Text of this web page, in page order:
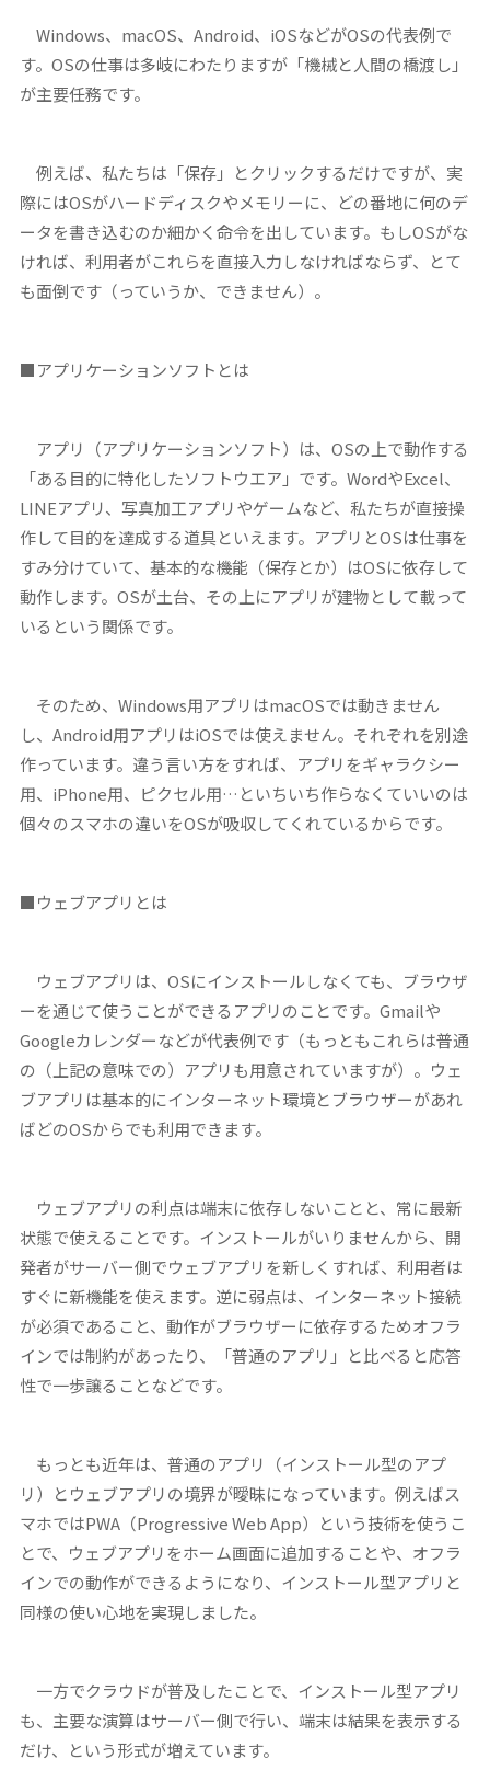
Windows、macOS、Android、iOSなどがOSの代表例で
す。OSの仕事は多岐にわたりますが「機械と人間の橋渡し」
が主要任務です。
例えば、私たちは「保存」とクリックするだけですが、実
際にはOSがハードディスクやメモリーに、どの番地に何のデ
ータを書き込むのか細かく命令を出しています。もしOSがな
ければ、利用者がこれらを直接入力しなければならず、とて
も面倒です（っていうか、できません）。
■アプリケーションソフトとは
アプリ（アプリケーションソフト）は、OSの上で動作する
「ある目的に特化したソフトウエア」です。WordやExcel、
LINEアプリ、写真加工アプリやゲームなど、私たちが直接操
作して目的を達成する道具といえます。アプリとOSは仕事を
すみ分けていて、基本的な機能（保存とか）はOSに依存して
動作します。OSが土台、その上にアプリが建物として載って
いるという関係です。
そのため、Windows用アプリはmacOSでは動きません
し、Android用アプリはiOSでは使えません。それぞれを別途
作っています。違う言い方をすれば、アプリをギャラクシー
用、iPhone用、ピクセル用…といちいち作らなくていいのは
個々のスマホの違いをOSが吸収してくれているからです。
■ウェブアプリとは
ウェブアプリは、OSにインストールしなくても、ブラウザ
ーを通じて使うことができるアプリのことです。Gmailや
Googleカレンダーなどが代表例です（もっともこれらは普通
の（上記の意味での）アプリも用意されていますが）。ウェ
ブアプリは基本的にインターネット環境とブラウザーがあれ
ばどのOSからでも利用できます。
ウェブアプリの利点は端末に依存しないことと、常に最新
状態で使えることです。インストールがいりませんから、開
発者がサーバー側でウェブアプリを新しくすれば、利用者は
すぐに新機能を使えます。逆に弱点は、インターネット接続
が必須であること、動作がブラウザーに依存するためオフラ
インでは制約があったり、「普通のアプリ」と比べると応答
性で一歩譲ることなどです。
もっとも近年は、普通のアプリ（インストール型のアプ
リ）とウェブアプリの境界が曖昧になっています。例えばス
マホではPWA（Progressive Web App）という技術を使うこ
とで、ウェブアプリをホーム画面に追加することや、オフラ
インでの動作ができるようになり、インストール型アプリと
同様の使い心地を実現しました。
一方でクラウドが普及したことで、インストール型アプリ
も、主要な演算はサーバー側で行い、端末は結果を表示する
だけ、という形式が増えています。